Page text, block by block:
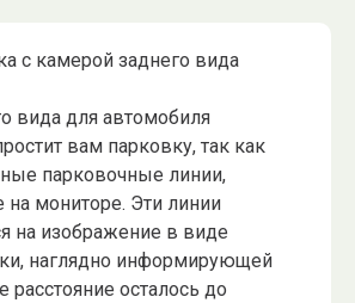
с камерой заднего вида
вида для автомобиля
вам парковку, так как
парковочные линии,
мониторе. Эти линии
на изображение в виде
наглядно информирующей
расстояние осталось до